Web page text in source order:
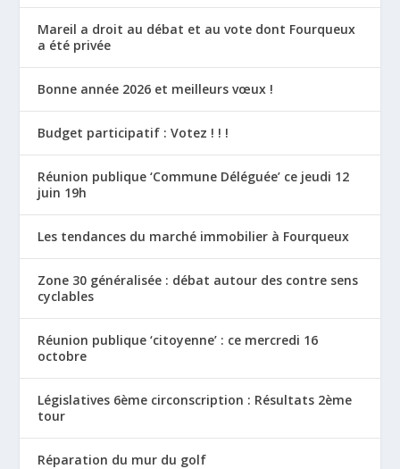
Mareil a droit au débat et au vote dont Fourqueux
a été privée
Bonne année 2026 et meilleurs vœux !
Budget participatif : Votez ! ! !
Réunion publique ‘Commune Déléguée’ ce jeudi 12
juin 19h
Les tendances du marché immobilier à Fourqueux
Zone 30 généralisée : débat autour des contre sens
cyclables
Réunion publique ‘citoyenne’ : ce mercredi 16
octobre
Législatives 6ème circonscription : Résultats 2ème
tour
Réparation du mur du golf